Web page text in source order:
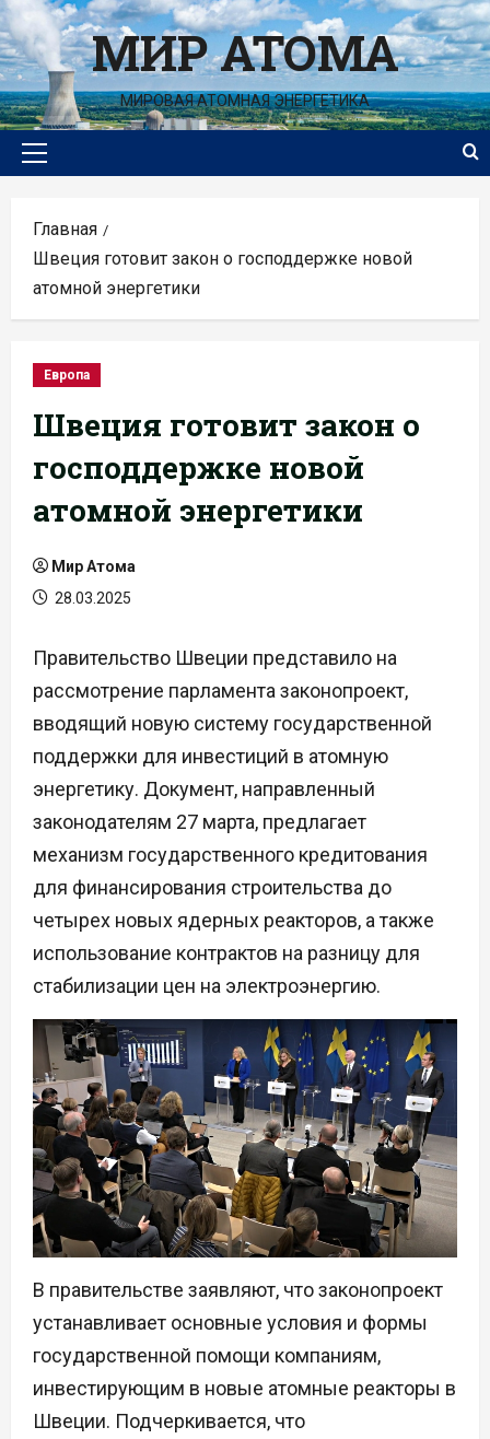
Перейти
к
содержимомуМИР АТОМА
МИРОВАЯ АТОМНАЯ ЭНЕРГЕТИКА
Основное
Главная
Швеция готовит закон о господдержке новой
атомной энергетики
Европа
Швеция готовит закон о
господдержке новой
атомной энергетики
Мир Атома
28.03.2025
Правительство Швеции представило на
рассмотрение парламента законопроект,
вводящий новую систему государственной
поддержки для инвестиций в атомную
энергетику. Документ, направленный
законодателям 27 марта, предлагает
механизм государственного кредитования
для финансирования строительства до
четырех новых ядерных реакторов, а также
использование контрактов на разницу для
стабилизации цен на электроэнергию.
В правительстве заявляют, что законопроект
устанавливает основные условия и формы
государственной помощи компаниям,
инвестирующим в новые атомные реакторы в
Швеции. Подчеркивается, что